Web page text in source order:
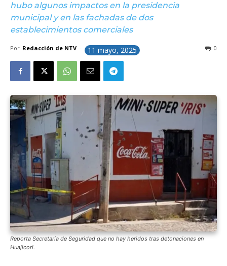
hubo algunos impactos en la presidencia
municipal y en las fachadas de dos
establecimientos comerciales
Por Redacción de NTV - 11 mayo, 2025 0
Reporta Secretaría de Seguridad que no hay heridos tras detonaciones en
Huajicori.